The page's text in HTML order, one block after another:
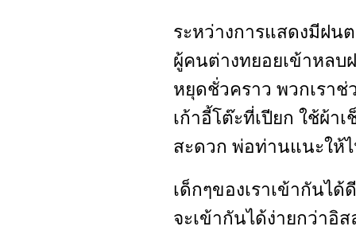
ระหว่างการแสดงมีฝน
ผู้คนต่างทยอยเข้าหลบ
หยุดชั่วคราว พวกเรา
เก้าอี้โต๊ะที่เปียก ใช้ผ้า
สะดวก พ่อท่านแนะให้
เด็กๆของเราเข้ากันไ
จะเข้ากันได้ง่ายกว่าอิ